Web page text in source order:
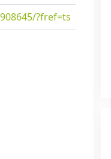
?fref=ts